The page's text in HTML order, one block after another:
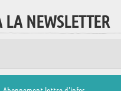
LA NEWSLETTER